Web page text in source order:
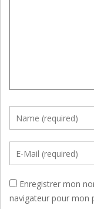
Enregistrer mon
navigateur pour mon